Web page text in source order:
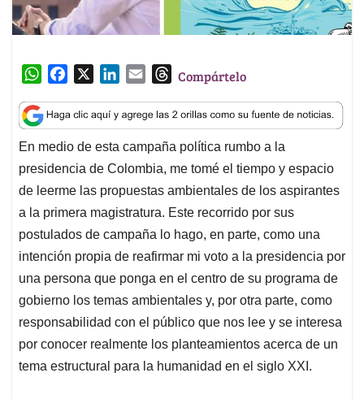
W
a
t
s
A
p
p
c
e
b
o
o
k
n
k
e
d
I
n
a
i
l
T
r
e
a
d
s
Compártelo
En medio de esta campaña política rumbo a la
presidencia de Colombia, me tomé el tiempo y espacio
de leerme las propuestas ambientales de los aspirantes
a la primera magistratura. Este recorrido por sus
postulados de campaña lo hago, en parte, como una
intención propia de reafirmar mi voto a la presidencia por
una persona que ponga en el centro de su programa de
gobierno los temas ambientales y, por otra parte, como
responsabilidad con el público que nos lee y se interesa
por conocer realmente los planteamientos acerca de un
tema estructural para la humanidad en el siglo XXI.